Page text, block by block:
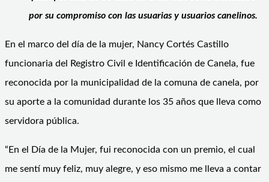
por su compromiso con las usuarias y usuarios canelinos.
En el marco del día de la mujer, Nancy Cortés Castillo
funcionaria del Registro Civil e Identificación de Canela, fue
reconocida por la municipalidad de la comuna de canela, por
su aporte a la comunidad durante los 35 años que lleva como
servidora pública.
“En el Día de la Mujer, fui reconocida con un premio, el cual
me sentí muy feliz, muy alegre, y eso mismo me lleva a contar